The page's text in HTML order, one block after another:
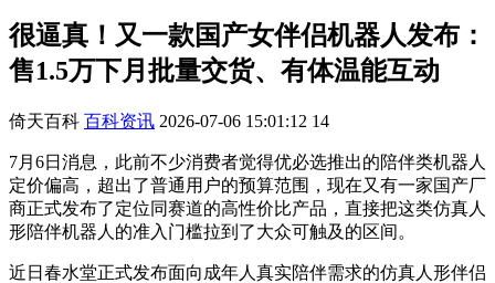
很逼真！又一款国产女伴侣机器人发布：
售1.5万下月批量交货、有体温能互动
倚天百科 百科资讯 2026-07-06 15:01:12 14
7月6日消息，此前不少消费者觉得优必选推出的陪伴类机器人
定价偏高，超出了普通用户的预算范围，现在又有一家国产厂
商正式发布了定位同赛道的高性价比产品，直接把这类仿真人
形陪伴机器人的准入门槛拉到了大众可触及的区间。
近日春水堂正式发布面向成年人真实陪伴需求的仿真人形伴侣